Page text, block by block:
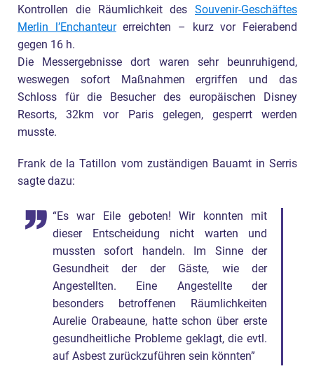
Kontrollen die Räumlichkeit des Souvenir-Geschäftes
Merlin l’Enchanteurerreichten – kurz vor Feierabend
gegen 16 h.
Die Messergebnisse dort waren sehr beunruhigend,
weswegen sofort Maßnahmen ergriffen und das
Schloss für die Besucher des europäischen Disney
Resorts, 32km vor Paris gelegen, gesperrt werden
musste.
Frank de la Tatillon vom zuständigen Bauamt in Serris
sagte dazu:
“Es war Eile geboten! Wir konnten mit
dieser Entscheidung nicht warten und
mussten sofort handeln. Im Sinne der
Gesundheit der der Gäste, wie der
Angestellten. Eine Angestellte der
besonders betroffenen Räumlichkeiten
Aurelie Orabeaune, hatte schon über erste
gesundheitliche Probleme geklagt, die evtl.
auf Asbest zurückzuführen sein könnten”